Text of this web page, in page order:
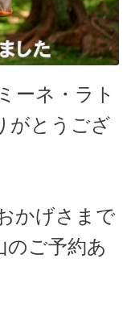
ーネ・ラト
がとうござ
かげさまで
のご予約あ